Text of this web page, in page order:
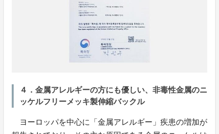
４．金属アレルギーの方にも優しい、非毒性金属のニ
ッケルフリーメッキ製伸縮バックル
ヨーロッパを中心に「金属アレルギー」疾患の増加が